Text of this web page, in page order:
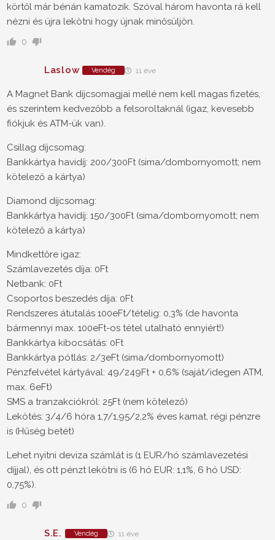
körtől már bénán kamatozik. Szóval három havonta rá kell
nézni és újra lekötni hogy újnak minősüljön.
0
Laslow Vendég 11 éve
A Magnet Bank díjcsomagjai mellé nem kell magas fizetés,
és szerintem kedvezőbb a felsoroltaknál (igaz, kevesebb
fiókjuk és ATM-ük van).
Csillag díjcsomag:
Bankkártya havidíj: 200/300Ft (sima/dombornyomott; nem
kötelező a kártya)
Diamond díjcsomag:
Bankkártya havidíj: 150/300Ft (sima/dombornyomott; nem
kötelező a kártya)
Mindkettőre igaz:
Számlavezetés díja: 0Ft
Netbank: 0Ft
Csoportos beszedés díja: 0Ft
Rendszeres átutalás 100eFt/tételig: 0,3% (de havonta
bármennyi max. 100eFt-os tétel utalható ennyiért!)
Bankkártya kibocsátás: 0Ft
Bankkártya pótlás: 2/3eFt (sima/dombornyomott)
Pénzfelvétel kártyával: 49/249Ft + 0,6% (saját/idegen ATM,
max. 6eFt)
SMS a tranzakciókról: 25Ft (nem kötelező)
Lekötés: 3/4/6 hóra 1,7/1,95/2,2% éves kamat, régi pénzre
is (Hűség betét)
Lehet nyitni deviza számlát is (1 EUR/hó számlavezetési
díjjal), és ott pénzt lekötni is (6 hó EUR: 1,1%, 6 hó USD:
0,75%).
0
S.E. Vendég 11 éve